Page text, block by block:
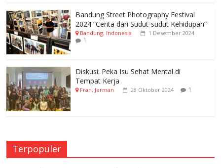
Bandung Street Photography Festival
2024 “Cerita dari Sudut-sudut Kehidupan”
Bandung, Indonesia 1 Desember 2024
1
Diskusi: Peka Isu Sehat Mental di
Tempat Kerja
Fran, Jerman 28 Oktober 2024 1
Terpopuler